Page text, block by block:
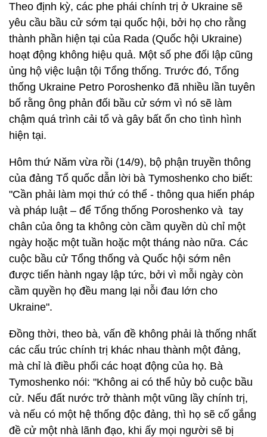
Theo định kỳ, các phe phái chính trị ở Ukraine sẽ
yêu cầu bầu cử sớm tại quốc hội, bởi họ cho rằng
thành phần hiện tại của Rada (Quốc hội Ukraine)
hoạt động không hiệu quả. Một số phe đối lập cũng
ủng hộ việc luận tội Tổng thống. Trước đó, Tổng
thống Ukraine Petro Poroshenko đã nhiều lần tuyên
bố rằng ông phản đối bầu cử sớm vì nó sẽ làm
chậm quá trình cải tổ và gây bất ổn cho tình hình
hiện tại.
Hôm thứ Năm vừa rồi (14/9), bộ phận truyền thông
của đảng Tổ quốc dẫn lời bà Tymoshenko cho biết:
"Cần phải làm mọi thứ có thể - thông qua hiến pháp
và pháp luật – để Tổng thống Poroshenko và tay
chân của ông ta không còn cầm quyền dù chỉ một
ngày hoặc một tuần hoặc một tháng nào nữa. Các
cuộc bầu cử Tổng thống và Quốc hội sớm nên
được tiến hành ngay lập tức, bởi vì mỗi ngày còn
cầm quyền họ đều mang lại nỗi đau lớn cho
Ukraine".
Đồng thời, theo bà, vấn đề không phải là thống nhất
các cấu trúc chính trị khác nhau thành một đảng,
mà chỉ là điều phối các hoạt động của họ. Bà
Tymoshenko nói: "Không ai có thể hủy bỏ cuộc bầu
cử. Nếu đất nước trở thành một vũng lầy chính trị,
và nếu có một hệ thống độc đảng, thì họ sẽ cố gắng
đề cử một nhà lãnh đạo, khi ấy mọi người sẽ bị